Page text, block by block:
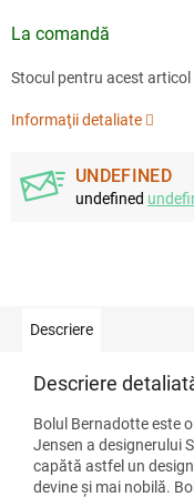
preţ:
La comandă
Stocul pentru acest
Informaţii detaliate
UNDEFINED
undefined
Descriere
Descriere
Bolul Bernadotte este
Jensen a designerului
capătă astfel un
devine și mai nobilă.